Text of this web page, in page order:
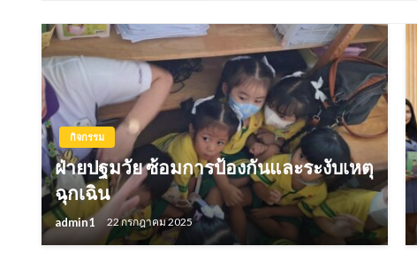
กิจกรรม
ฝ่ายปฐมวัย ซ้อมการป้องกันและระงับเหตุ
ฉุกเฉิน
admin1 22 กรกฎาคม 2025